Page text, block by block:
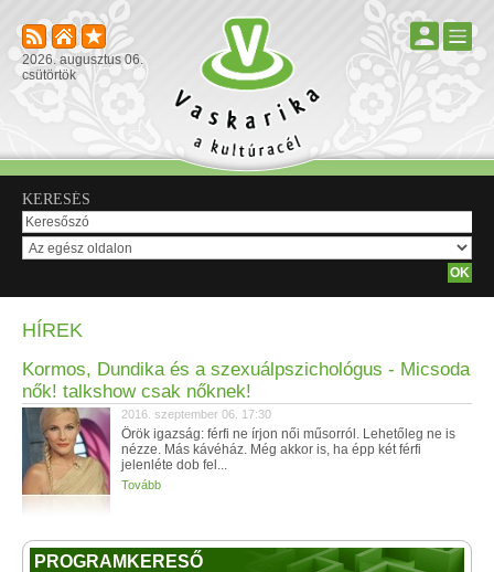
2026. augusztus 06.
csütörtök
KERESÉS
HÍREK
Kormos, Dundika és a szexuálpszichológus - Micsoda
nők! talkshow csak nőknek!
2016. szeptember 06. 17:30
Örök igazság: férfi ne írjon női műsorról. Lehetőleg ne is
nézze. Más kávéház. Még akkor is, ha épp két férfi
jelenléte dob fel...
Tovább
PROGRAMKERESŐ